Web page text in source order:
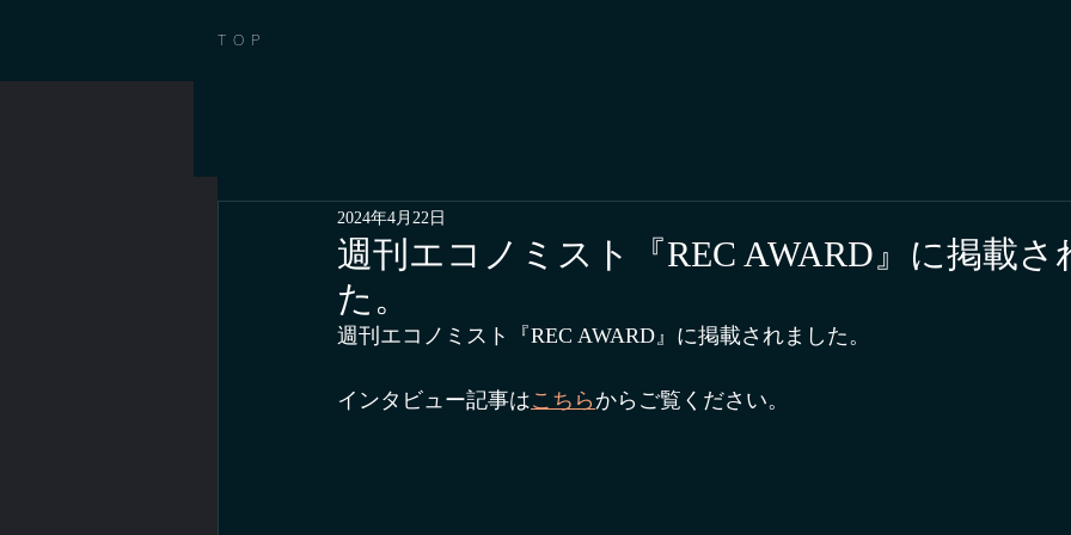
TOP
週刊エコノミスト『REC AWARD』に掲載さ
た。
2024年4月22日
週刊エコノミスト『REC AWARD』に掲載されました。
インタビュー記事は こちらからご覧ください。